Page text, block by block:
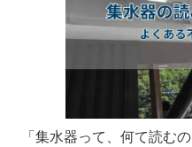
「集水器って、何て読む